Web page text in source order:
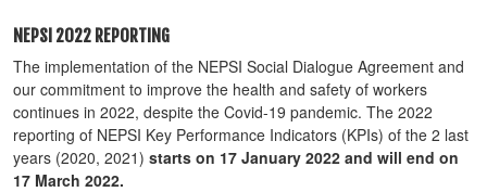
NEPSI 2022 REPORTING
The implementation of the NEPSI Social Dialogue Agreement and
our commitment to improve the health and safety of workers
continues in 2022, despite the Covid-19 pandemic. The 2022
reporting of NEPSI Key Performance Indicators (KPIs) of the 2 last
years (2020, 2021) starts on 17 January 2022 and will end on
17 March 2022.
DOWNLOAD OUR DOCUMENTS